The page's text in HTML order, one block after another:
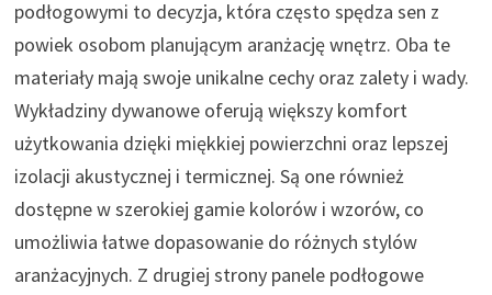
podłogowymi to decyzja, która często spędza sen z
powiek osobom planującym aranżację wnętrz. Oba te
materiały mają swoje unikalne cechy oraz zalety i wady.
Wykładziny dywanowe oferują większy komfort
użytkowania dzięki miękkiej powierzchni oraz lepszej
izolacji akustycznej i termicznej. Są one również
dostępne w szerokiej gamie kolorów i wzorów, co
umożliwia łatwe dopasowanie do różnych stylów
aranżacyjnych. Z drugiej strony panele podłogowe